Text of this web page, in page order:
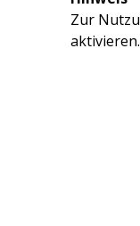
Zur
aktivieren.